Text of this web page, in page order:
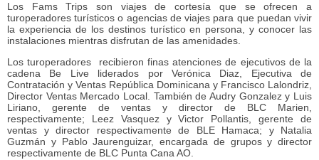
Los Fams Trips son viajes de cortesía que se ofrecen a
turoperadores turísticos o agencias de viajes para que puedan vivir
la experiencia de los destinos turístico en persona, y conocer las
instalaciones mientras disfrutan de las amenidades.
Los turoperadores recibieron finas atenciones de ejecutivos de la
cadena Be Live liderados por Verónica Diaz, Ejecutiva de
Contratación y Ventas República Dominicana y Francisco Lalondriz,
Director Ventas Mercado Local. También de Audry Gonzalez y Luis
Liriano, gerente de ventas y director de BLC Marien,
respectivamente; Leez Vasquez y Victor Pollantis, gerente de
ventas y director respectivamente de BLE Hamaca; y Natalia
Guzmán y Pablo Jaurenguizar, encargada de grupos y director
respectivamente de BLC Punta Cana AO.